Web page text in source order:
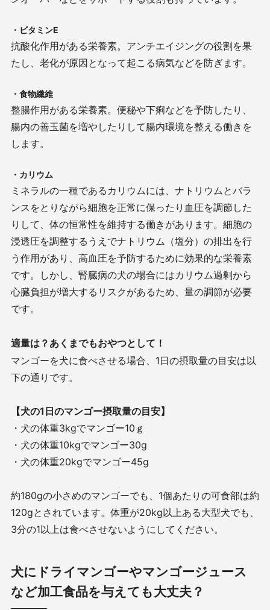
・ビタミンE
抗酸化作用がある栄養素。アンチエイジングの役割を果
たし、老化が原因となって起こる病気などを防ぎます。
・食物繊維
整腸作用がある栄養素。便秘や下痢などを予防したり、
腸内の善玉菌を増やしたりして腸内環境を整える働きを
します。
・カリウム
ミネラルの一種であるカリウムには、ナトリウムとバラ
ンスをとりながら細胞を正常に保ったり血圧を調節した
りして、体の恒常性を維持する働きがあります。細胞の
浸透圧を調整するうえでナトリウム（塩分）の排出を行
う作用があり、高血圧を予防するために効果的な栄養素
です。しかし、腎臓病の犬の場合にはカリウム過剰から
心臓負担が増大するリスクがあるため、量の調節が必要
です。
適量は？あくまでもおやつとして！
マンゴーを犬に食べさせる場合、1日の摂取量の目安は以
下の通りです。
【犬の1日のマンゴー摂取量の目安】
・犬の体重3kgでマンゴー10ｇ
・犬の体重10kgでマンゴー30g
・犬の体重20kgでマンゴー45g
約180gの小さめのマンゴーでも、1個あたりの可食部は約
120gとされています。体重が20kg以上ある大型犬でも、
3分の1以上は食べさせないようにしてください。
犬にドライマンゴーやマンゴージュース
など加工食品を与えても大丈夫？